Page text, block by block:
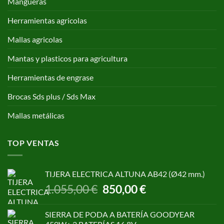
Herramientas agricolas
Mallas agricolas
Mantas y plasticos para agricultura
Herramientas de engrase
Brocas Sds plus / Sds Max
Mallas metálicas
TOP VENTAS
TIJERA ELECTRICA ALTUNA AB42 (Ø42 mm.)
1.055,00€ El
precio
era:
850,00€El
precio
es:
SIERRA DE PODA A BATERÍA GOODYEAR